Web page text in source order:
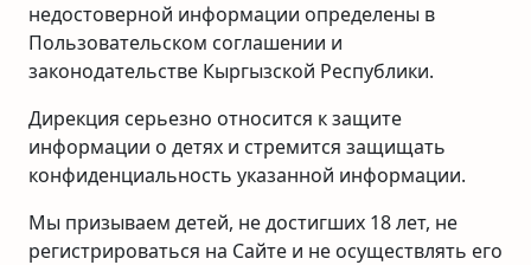
недостоверной информации определены в
Пользовательском соглашении и
законодательстве Кыргызской Республики.
Дирекция серьезно относится к защите
информации о детях и стремится защищать
конфиденциальность указанной информации.
Мы призываем детей, не достигших 18 лет, не
регистрироваться на Сайте и не осуществлять его